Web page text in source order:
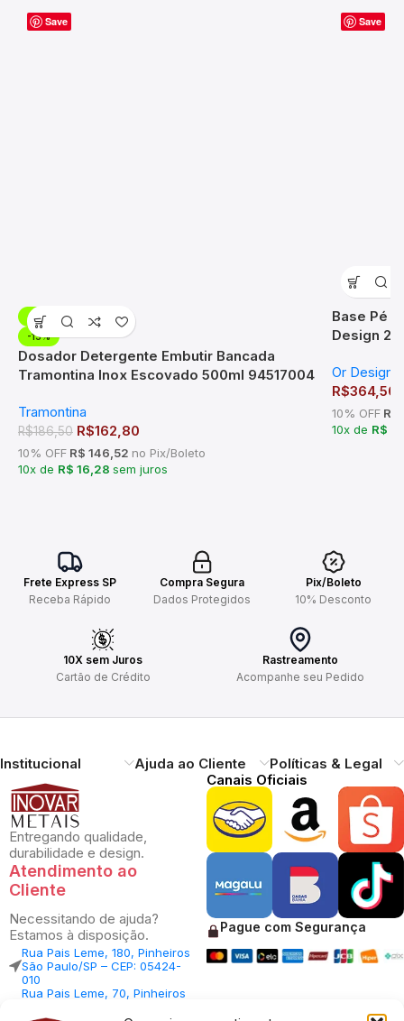
Save
-13%
-13%
Dosador Detergente Embutir Bancada
Tramontina Inox Escovado 500ml 94517004
Tramontina
R$186,50 R$162,80
10% OFF R$ 146,52 no Pix/Boleto
10x de R$ 16,28 sem juros
Save
Base Pé
Design
Or Design
R$364,50
10% OFF
10x de R$
Frete Express SP
Receba Rápido
Compra Segura
Dados Protegidos
Pix/Boleto
10% Desconto
10X sem Juros
Cartão de Crédito
Rastreamento
Acompanhe seu Pedido
Institucional Ajuda ao Cliente Políticas & Legal
Entregando qualidade,
durabilidade e design.
Atendimento ao
Cliente
Necessitando de ajuda?
Estamos à disposição.
Rua Pais Leme, 180, Pinheiros
São Paulo/SP – CEP: 05424-
010
Rua Pais Leme, 70, Pinheiros
Canais Oficiais
Pague com Segurança